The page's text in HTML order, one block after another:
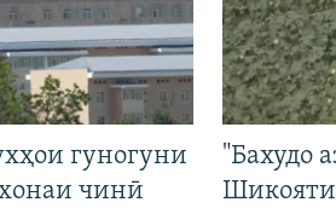
гуногуни
чинӣ
"Бахудо
Шикояти